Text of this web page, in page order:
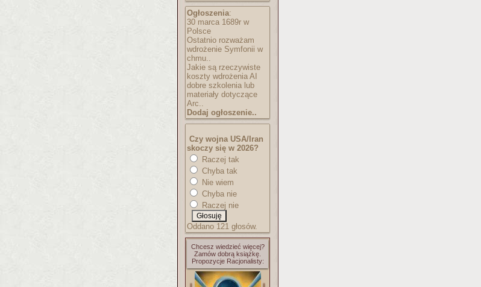
Ogłoszenia:
30 marca 1689r w
Polsce
Ostatnio rozważam
wdrożenie Symfonii w
chmu..
Jakie są rzeczywiste
koszty wdrożenia AI
dobre szkolenia lub
materiały dotyczące
Arc..
Dodaj ogłoszenie..
Czy wojna USA/Iran
skoczy się w 2026?
Raczej tak
Chyba tak
Nie wiem
Chyba nie
Raczej nie
Oddano 121 głosów.
Chcesz wiedzieć więcej?
Zamów dobrą książkę.
Propozycje Racjonalisty: